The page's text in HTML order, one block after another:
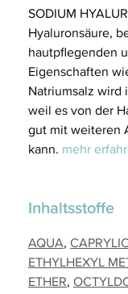
SODIUM
Hyaluronsäure,
hautpflegenden
Eigenschaften
Natriumsalz wird
weil es von der
gut mit weiteren
kann. mehr
Inhaltsstoffe
AQUA
ETHYLHEXYL
ETHER